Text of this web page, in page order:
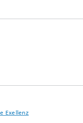
Exellenz